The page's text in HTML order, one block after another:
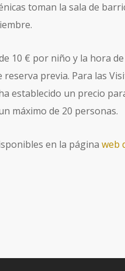
toman la sala de
10 € por niño y la hora de
previa. Para las
establecido un precio
máximo de 20 personas.
en la página web